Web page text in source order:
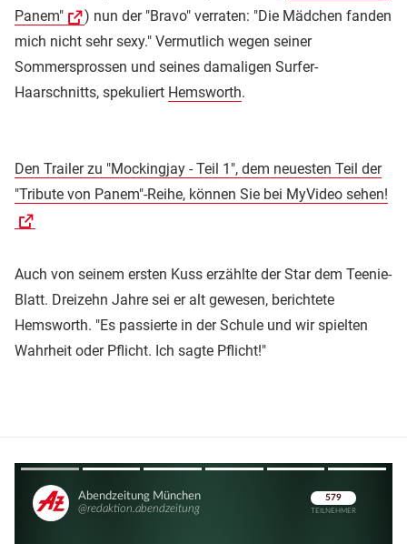
Panem"
) nun der "Bravo" verraten: "Die Mädchen fanden
mich nicht sehr sexy." Vermutlich wegen seiner
Sommersprossen und seines damaligen Surfer-
Haarschnitts, spekuliert Hemsworth.
Den Trailer zu "Mockingjay - Teil 1", dem neuesten Teil der
"Tribute von Panem"-Reihe, können Sie bei MyVideo sehen!
Auch von seinem ersten Kuss erzählte der Star dem Teenie-
Blatt. Dreizehn Jahre sei er alt gewesen, berichtete
Hemsworth. "Es passierte in der Schule und wir spielten
Wahrheit oder Pflicht. Ich sagte Pflicht!"
Überspringen